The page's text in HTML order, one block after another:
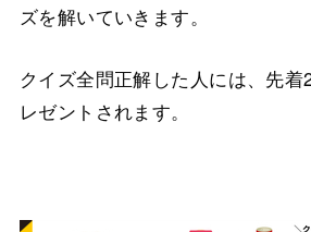
ズを解いていきます。
クイズ全問正解した人には、先
レゼントされます。